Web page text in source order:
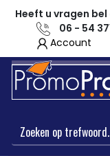
Heeft u vragen
06 - 54
Account